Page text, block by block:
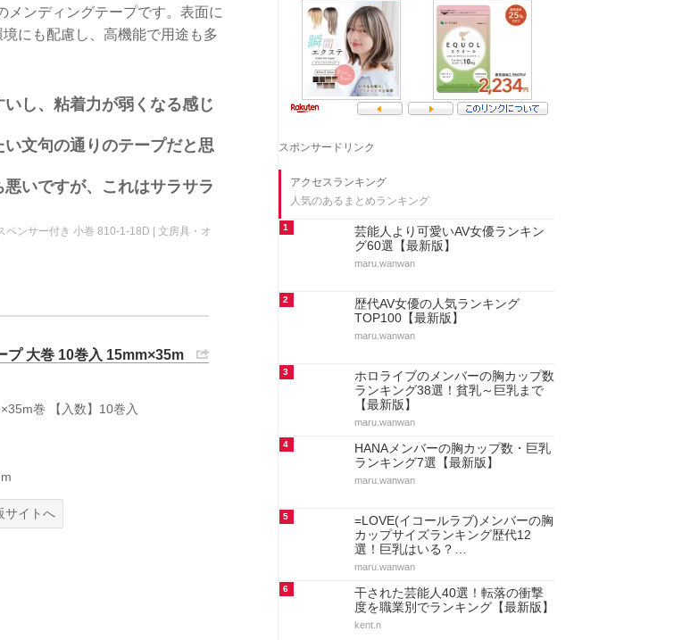
メンディングテープです。表面に
にも配慮し、高機能で用途も多
し、粘着力が弱くなる感じ
文句の通りのテープだと思
いですが、これはサラサラ
ンサー付き 小巻 810-1-18D | 文房具・オ
プ 大巻 10巻入 15mm×35m
巻 【入数】10巻入
サイトへ
スポンサードリンク
アクセスランキング
人気のあるまとめランキング
1
芸能人より可愛いAV女優ランキン
グ60選【最新版】
maru.wanwan
2
歴代AV女優の人気ランキング
TOP100【最新版】
maru.wanwan
3
ホロライブのメンバーの胸カップ数
ランキング38選！貧乳～巨乳まで
【最新版】
maru.wanwan
4
HANAメンバーの胸カップ数・巨乳
ランキング7選【最新版】
maru.wanwan
5
=LOVE(イコールラブ)メンバーの胸
カップサイズランキング歴代12
選！巨乳はいる？…
maru.wanwan
6
干された芸能人40選！転落の衝撃
度を職業別でランキング【最新版】
kent.n